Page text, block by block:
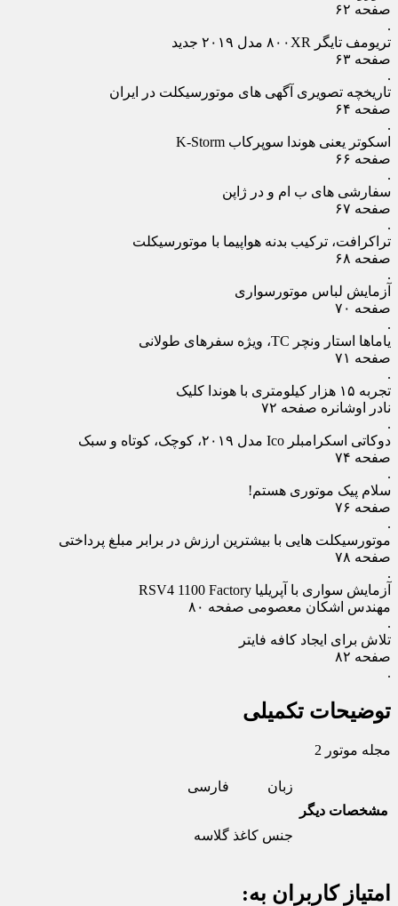
صفحه ۶۲
.
تریومف تایگر ۸۰۰XR مدل ۲۰۱۹ جدید
صفحه ۶۳
.
تاریخچه تصویری آگهی ‏های موتورسیکلت در ایران
صفحه ۶۴
.
اسکوتر یعنی هوندا سوپرکاب K-Storm
صفحه ۶۶
.
سفارشی ‏های ب‏ ام ‏و در ژاپن
صفحه ۶۷
.
تراکرافت، ترکیب بدنه هواپیما با موتورسیکلت
صفحه ۶۸
.
آزمایش لباس موتورسواری
صفحه ۷۰
.
یاماها استار ونچر TC، ویژه سفرهای طولانی
صفحه ۷۱
.
تجربه ۱۵ هزار کیلومتری با هوندا کلیک
نادر اوشانره صفحه ۷۲
.
دوکاتی اسکرامبلر Ico مدل ۲۰۱۹، کوچک، کوتاه و سبک
صفحه ۷۴
.
سلام پیک موتوری هستم!
صفحه ۷۶
.
موتورسیکلت‏ هایی با بیشترین ارزش در برابر مبلغ پرداختی
صفحه ۷۸
.
آزمایش سواری با آپریلیا RSV4 1100 Factory
مهندس اشکان معصومی صفحه ۸۰
.
تلاش برای ایجاد کافه فایتر
صفحه ۸۲
.
توضیحات تکمیلی
مجله موتور 2
مشخصات دیگر
زبان فارسی
جنس کاغذ گلاسه
امتیاز کاربران به: